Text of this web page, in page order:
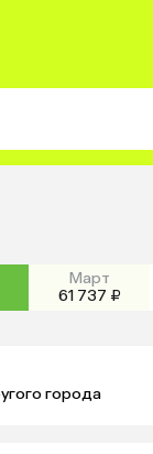
Март
61 737 ₽
города